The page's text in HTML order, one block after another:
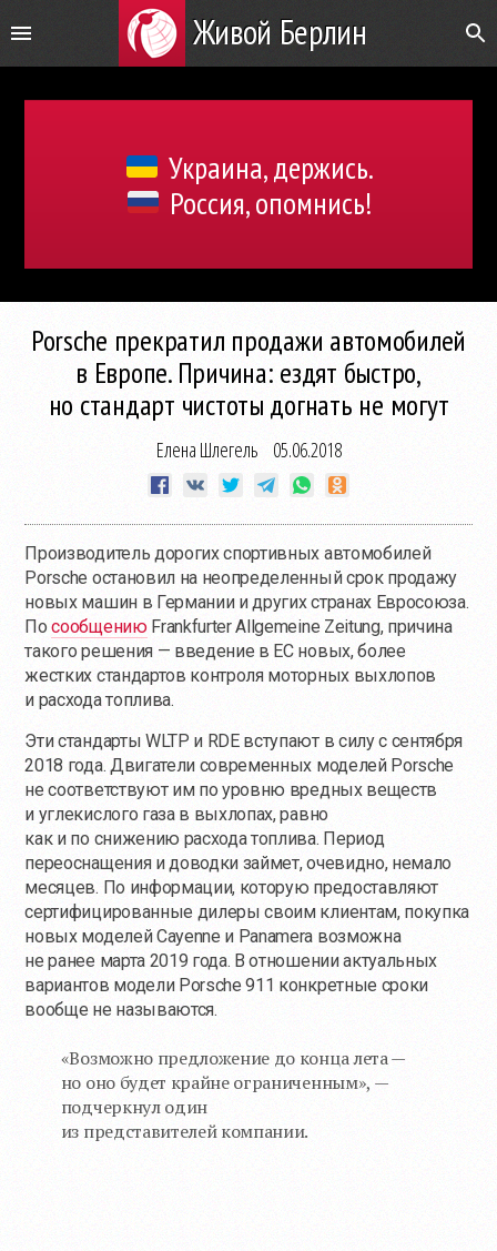
Живой Берлин
Украина, держись.
Россия, опомнись!
Porsche прекратил продажи автомобилей
в Европе. Причина: ездят быстро,
но стандарт чистоты догнать не могут
Елена Шлегель 05.06.2018
Производитель дорогих спортивных автомобилей
Porsche остановил на неопределенный срок продажу
новых машин в Германии и других странах Евросоюза.
ПосообщениюFrankfurter Allgemeine Zeitung, причина
такого решения — введение в ЕС новых, более
жестких стандартов контроля моторных выхлопов
и расхода топлива.
Эти стандарты WLTP и RDE вступают в силу с сентября
2018 года. Двигатели современных моделей Porsche
не соответствуют им по уровню вредных веществ
и углекислого газа в выхлопах, равно
как и по снижению расхода топлива. Период
переоснащения и доводки займет, очевидно, немало
месяцев. По информации, которую предоставляют
сертифицированные дилеры своим клиентам, покупка
новых моделей Cayenne и Panamera возможна
не ранее марта 2019 года. В отношении актуальных
вариантов модели Porsche 911 конкретные сроки
вообще не называются.
«Возможно предложение до конца лета —
но оно будет крайне ограниченным», —
подчеркнул один
из представителей компании.